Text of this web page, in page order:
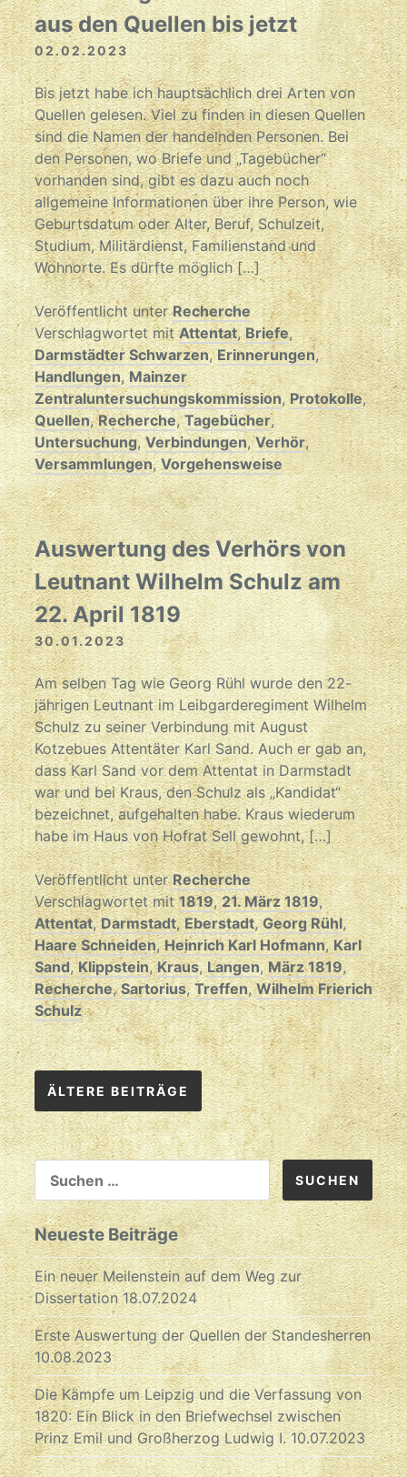
aus den Quellen bis jetzt
02.02.2023
Bis jetzt habe ich hauptsächlich drei Arten von
Quellen gelesen. Viel zu finden in diesen Quellen
sind die Namen der handelnden Personen. Bei
den Personen, wo Briefe und „Tagebücher“
vorhanden sind, gibt es dazu auch noch
allgemeine Informationen über ihre Person, wie
Geburtsdatum oder Alter, Beruf, Schulzeit,
Studium, Militärdienst, Familienstand und
Wohnorte. Es dürfte möglich […]
Veröffentlicht unterRecherche
Verschlagwortet mitAttentat,Briefe,
Darmstädter Schwarzen,Erinnerungen,
Handlungen,Mainzer
Zentraluntersuchungskommission,Protokolle,
Quellen,Recherche,Tagebücher,
Untersuchung,Verbindungen,Verhör,
Versammlungen,Vorgehensweise
Auswertung des Verhörs von
Leutnant Wilhelm Schulz am
22. April 1819
30.01.2023
Am selben Tag wie Georg Rühl wurde den 22-
jährigen Leutnant im Leibgarderegiment Wilhelm
Schulz zu seiner Verbindung mit August
Kotzebues Attentäter Karl Sand. Auch er gab an,
dass Karl Sand vor dem Attentat in Darmstadt
war und bei Kraus, den Schulz als „Kandidat“
bezeichnet, aufgehalten habe. Kraus wiederum
habe im Haus von Hofrat Sell gewohnt, […]
Veröffentlicht unterRecherche
Verschlagwortet mit1819,21. März 1819,
Attentat,Darmstadt,Eberstadt,Georg Rühl,
Haare Schneiden,Heinrich Karl Hofmann,Karl
Sand,Klippstein,Kraus,Langen,März 1819,
Recherche,Sartorius,Treffen,Wilhelm Frierich
Schulz
Beitragsnavigation
ÄLTERE BEITRÄGE
NACH:
Neueste Beiträge
Ein neuer Meilenstein auf dem Weg zur
Dissertation 18.07.2024
Erste Auswertung der Quellen der Standesherren
10.08.2023
Die Kämpfe um Leipzig und die Verfassung von
1820: Ein Blick in den Briefwechsel zwischen
Prinz Emil und Großherzog Ludwig I. 10.07.2023